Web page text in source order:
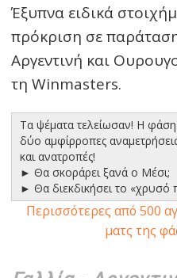
Έξυπνα ειδικά
πρόκριση σε
Αργεντινή και
τη Winmasters.
Τα ψέματα τελείωσαν! Η φάση
δύο αμφίρροπες
και ανατροπές!
► Θα σκοράρει ξανά ο Μέσι;
► Θα διεκδικήσει το «χρυσό
Περισσότερες από 500
ματς της